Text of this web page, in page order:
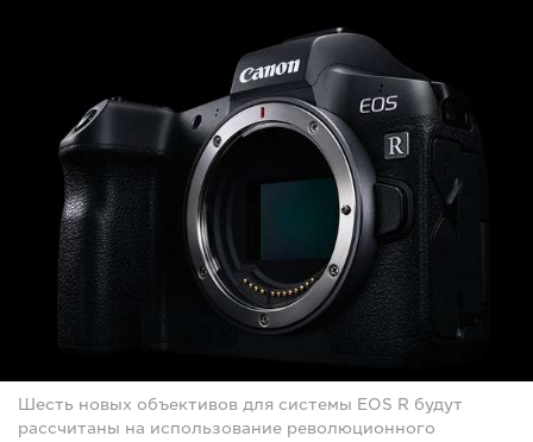
Шесть новых объективов для системы EOS R будут
рассчитаны на использование революционного